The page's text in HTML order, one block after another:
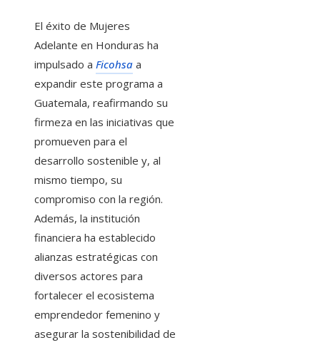
El éxito de Mujeres
Adelante en Honduras ha
impulsado a Ficohsa a
expandir este programa a
Guatemala, reafirmando su
firmeza en las iniciativas que
promueven para el
desarrollo sostenible y, al
mismo tiempo, su
compromiso con la región.
Además, la institución
financiera ha establecido
alianzas estratégicas con
diversos actores para
fortalecer el ecosistema
emprendedor femenino y
asegurar la sostenibilidad de